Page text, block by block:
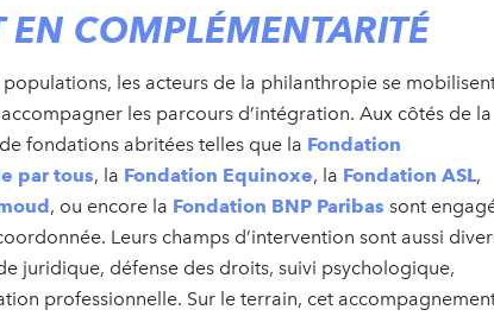
EN COMPLÉMENTARITÉ
populations, les acteurs de la philanthropie se
les parcours d’intégration. Aux côtés de la
fondations abritées telles que la Fondation
par tous, la Fondation Equinoxe, la Fondation ASL,
, ou encore la Fondation BNP Paribas sont
Leurs champs d’intervention sont aussi
juridique, défense des droits, suivi psychologique,
professionnelle. Sur le terrain, cet